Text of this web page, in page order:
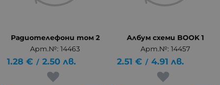
Радиотелефони том 2
Арт.№: 14463
1.28 € / 2.50 лв.
Албум схеми BOOK 1
Арт.№: 14457
2.51 € / 4.91 лв.